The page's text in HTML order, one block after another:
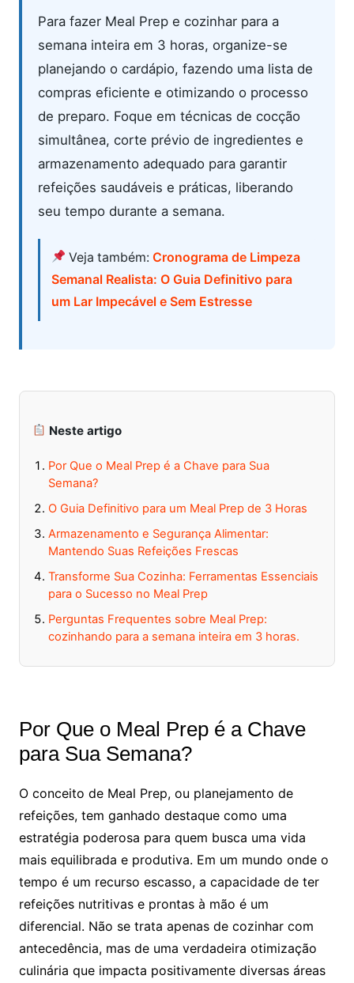
Para fazer Meal Prep e cozinhar para a
semana inteira em 3 horas, organize-se
planejando o cardápio, fazendo uma lista de
compras eficiente e otimizando o processo
de preparo. Foque em técnicas de cocção
simultânea, corte prévio de ingredientes e
armazenamento adequado para garantir
refeições saudáveis e práticas, liberando
seu tempo durante a semana.
Veja também:Cronograma de Limpeza
Semanal Realista: O Guia Definitivo para
um Lar Impecável e Sem Estresse
Neste artigo
Por Que o Meal Prep é a Chave para Sua
Semana?
O Guia Definitivo para um Meal Prep de 3 Horas
Armazenamento e Segurança Alimentar:
Mantendo Suas Refeições Frescas
Transforme Sua Cozinha: Ferramentas Essenciais
para o Sucesso no Meal Prep
Perguntas Frequentes sobre Meal Prep:
cozinhando para a semana inteira em 3 horas.
Por Que o Meal Prep é a Chave
para Sua Semana?
O conceito de Meal Prep, ou planejamento de
refeições, tem ganhado destaque como uma
estratégia poderosa para quem busca uma vida
mais equilibrada e produtiva. Em um mundo onde o
tempo é um recurso escasso, a capacidade de ter
refeições nutritivas e prontas à mão é um
diferencial. Não se trata apenas de cozinhar com
antecedência, mas de uma verdadeira otimização
culinária que impacta positivamente diversas áreas